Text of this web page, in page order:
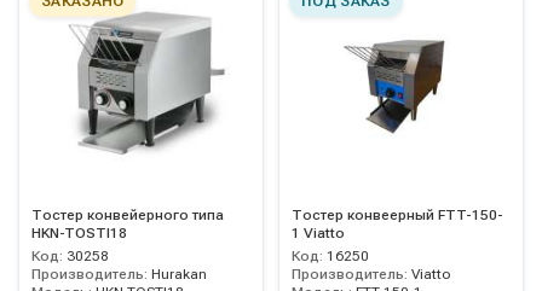
Тостер конвейерного типа
HKN-TOSTI18
Код: 30258
Производитель: Hurakan
Тостер конвеерный FTT-150-
1 Viatto
Код: 16250
Производитель: Viatto